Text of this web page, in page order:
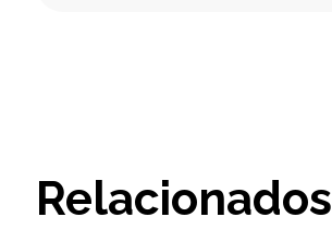
Relacionados